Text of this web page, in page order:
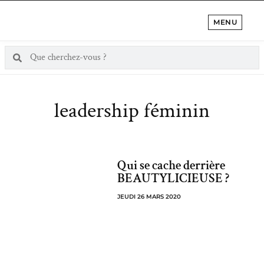
MENU
leadership féminin
Qui se cache derrière
BEAUTYLICIEUSE ?
JEUDI 26 MARS 2020